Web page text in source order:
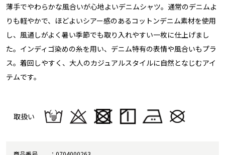
薄手でやわらかな風合いが心地よいデニムシャツ。通常のデニムよ
りも軽やかで、ほどよいシアー感のあるコットンデニム素材を使用
し、風通しがよく暑い季節でも取り入れやすい一枚に仕上げまし
た。インディゴ染めの糸を用い、デニム特有の表情や風合いもプラ
ス。着回しやすく、大人のカジュアルスタイルに自然となじむアイ
テムです。
取扱い